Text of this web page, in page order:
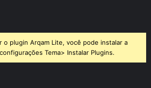
o plugin Arqam Lite, você pode instalar a
Tema> Instalar Plugins.